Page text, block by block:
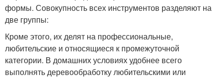
формы. Совокупность всех инструментов разделяют на
две группы:
Кроме этого, их делят на профессиональные,
любительские и относящиеся к промежуточной
категории. В домашних условиях удобнее всего
выполнять деревообработку любительскими или